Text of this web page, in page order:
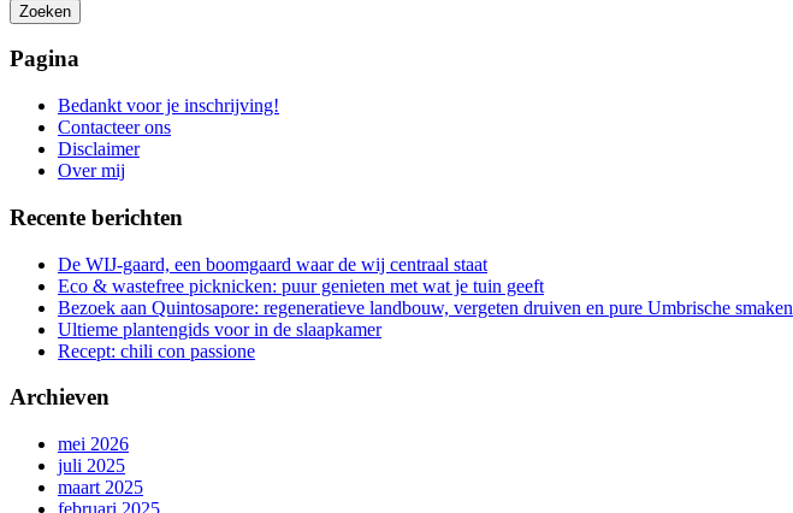
Zoeken
zoeken
Pagina
Bedankt voor je inschrijving!
Contacteer ons
Disclaimer
Over mij
Recente berichten
De WIJ-gaard, een boomgaard waar de wij centraal staat
Eco & wastefree picknicken: puur genieten met wat je tuin geeft
Bezoek aan Quintosapore: regeneratieve landbouw, vergeten druiven en pure Umbrische smaken
Ultieme plantengids voor in de slaapkamer
Recept: chili con passione
Archieven
mei 2026
juli 2025
maart 2025
februari 2025